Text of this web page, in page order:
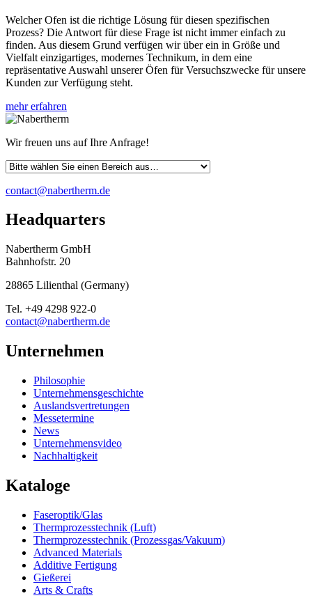
Welcher Ofen ist die richtige Lösung für diesen spezifischen
Prozess? Die Antwort für diese Frage ist nicht immer einfach zu
finden. Aus diesem Grund verfügen wir über ein in Größe und
Vielfalt einzigartiges, modernes Technikum, in dem eine
repräsentative Auswahl unserer Öfen für Versuchszwecke für unsere
Kunden zur Verfügung steht.
mehr erfahren
Wir freuen uns auf Ihre Anfrage!
contact@nabertherm.de
Headquarters
Nabertherm GmbH
Bahnhofstr. 20
28865 Lilienthal (Germany)
Tel. +49 4298 922-0
contact@nabertherm.de
Unternehmen
Philosophie
Unternehmensgeschichte
Auslandsvertretungen
Messetermine
News
Unternehmensvideo
Nachhaltigkeit
Kataloge
Faseroptik/Glas
Thermprozesstechnik (Luft)
Thermprozesstechnik (Prozessgas/Vakuum)
Advanced Materials
Additive Fertigung
Gießerei
Arts & Crafts